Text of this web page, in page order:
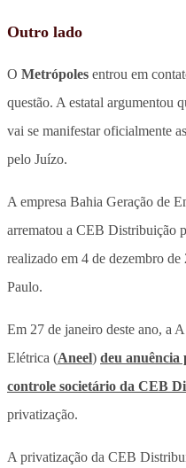
Outro lado
O Metrópoles entrou em
questão. A estatal argumentou
vai se manifestar oficialmente
pelo Juízo.
A empresa Bahia Geração de
arrematou a CEB Distribuição
realizado em 4 de dezembro
Paulo.
Em 27 de janeiro deste ano, a
Elétrica (Aneel) deu anuência
controle societário da CEB
privatização.
A privatização da CEB